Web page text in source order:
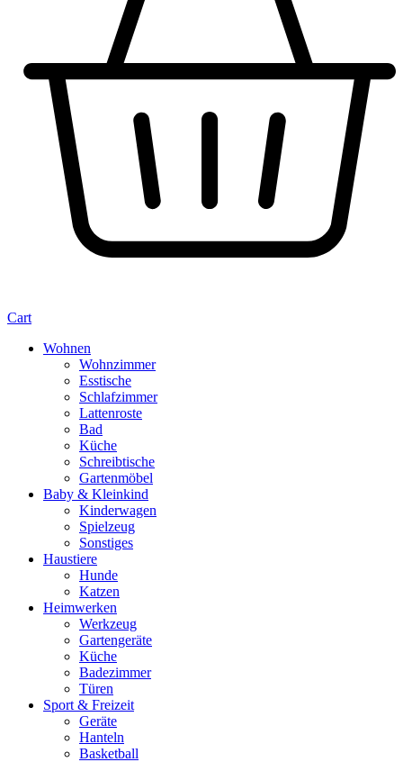
Cart
Wohnen
Wohnzimmer
Esstische
Schlafzimmer
Lattenroste
Bad
Küche
Schreibtische
Gartenmöbel
Baby & Kleinkind
Kinderwagen
Spielzeug
Sonstiges
Haustiere
Hunde
Katzen
Heimwerken
Werkzeug
Gartengeräte
Küche
Badezimmer
Türen
Sport & Freizeit
Geräte
Hanteln
Basketball